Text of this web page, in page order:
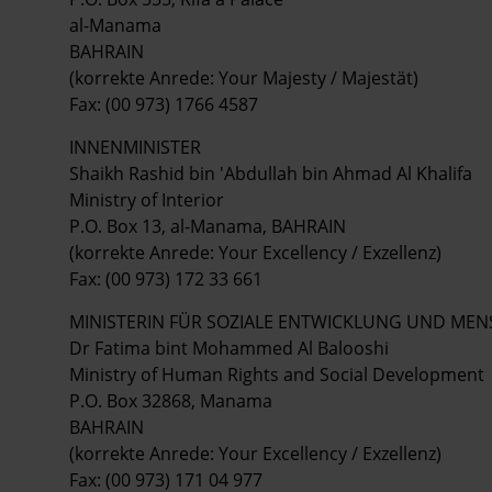
al-Manama
BAHRAIN
(korrekte Anrede: Your Majesty / Majestät)
Fax: (00 973) 1766 4587
INNENMINISTER
Shaikh Rashid bin 'Abdullah bin Ahmad Al Khalifa
Ministry of Interior
P.O. Box 13, al-Manama, BAHRAIN
(korrekte Anrede: Your Excellency / Exzellenz)
Fax: (00 973) 172 33 661
MINISTERIN FÜR SOZIALE ENTWICKLUNG UND
Dr Fatima bint Mohammed Al Balooshi
Ministry of Human Rights and Social Development
P.O. Box 32868, Manama
BAHRAIN
(korrekte Anrede: Your Excellency / Exzellenz)
Fax: (00 973) 171 04 977